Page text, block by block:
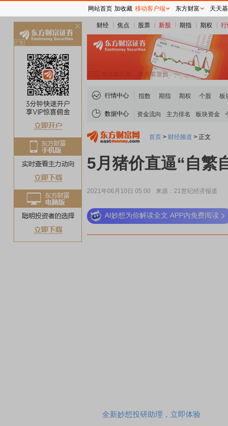
财经 焦点 股票 新股 期指 期权
行情中心 指数 期指 期权 个股 板
数据中心 资金流向 主力排名 板块资金
首页 > 财经频道 > 正文
5月猪价直逼“自繁
2021年06月10日 05:00 来源：21世纪经济报道
AI妙想为你解读全文 APP内免费阅读
全新妙想投研助理，立即体验
稀土板块领涨 元件板块走强 半导体板块活
网站首页 加收藏 移动客户端 东方财富 天天
关